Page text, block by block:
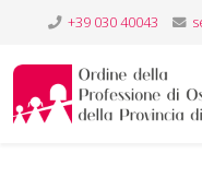
+39 030 40043